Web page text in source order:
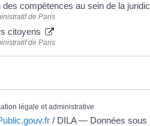
des compétences au sein de la
de Paris
citoyens
de Paris
légale et administrative
/ DILA — Données sous